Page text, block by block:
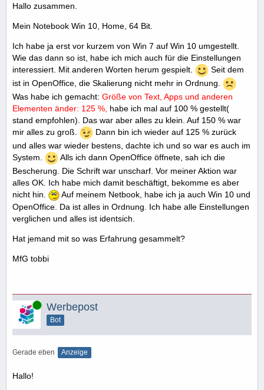
Hallo zusammen.
Mein Notebook Win 10, Home, 64 Bit.
Ich habe ja erst vor kurzem von Win 7 auf Win 10 umgestellt.
Wie das dann so ist, habe ich mich auch für die Einstellungen
interessiert. Mit anderen Worten herum gespielt.
Seit dem
ist in OpenOffice, die Skalierung nicht mehr in Ordnung.
Was habe ich gemacht: Größe von Text, Apps und anderen
Elementen änder: 125 %, habe ich mal auf 100 % gestellt(
stand empfohlen). Das war aber alles zu klein. Auf 150 % war
mir alles zu groß.
Dann bin ich wieder auf 125 % zurück
und alles war wieder bestens, dachte ich und so war es auch im
System.
Alls ich dann OpenOffice öffnete, sah ich die
Bescherung. Die Schrift war unscharf. Vor meiner Aktion war
alles OK. Ich habe mich damit beschäftigt, bekomme es aber
nicht hin.
Auf meinem Netbook, habe ich ja auch Win 10 und
OpenOffice. Da ist alles in Ordnung. Ich habe alle Einstellungen
verglichen und alles ist identsich.
Hat jemand mit so was Erfahrung gesammelt?
MfG tobbi
Online Werbepost
Bot
Gerade eben Anzeige
Hallo!